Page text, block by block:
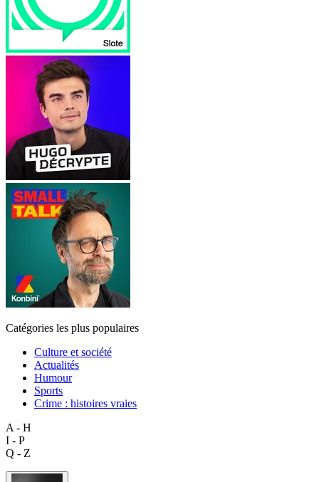
Catégories les plus populaires
Culture et société
Actualités
Humour
Sports
Crime : histoires vraies
A - H
I - P
Q - Z